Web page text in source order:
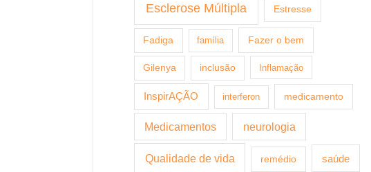
Esclerose Múltipla Estresse
Fadiga família Fazer o bem
Gilenya inclusão Inflamação
InspirAÇÃO interferon medicamento
Medicamentos neurologia
Qualidade de vida remédio saúde